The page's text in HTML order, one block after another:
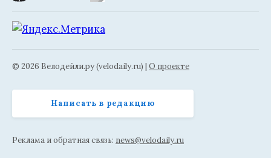
© 2026 Велодейли.ру (velodaily.ru) | О проекте
Написать в редакцию
Реклама и обратная связь: news@velodaily.ru